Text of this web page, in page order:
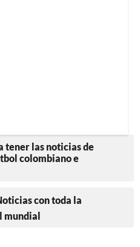
tener las noticias de
colombiano e
con toda la